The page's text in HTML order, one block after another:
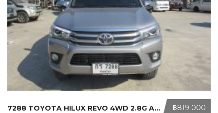
‎฿819 000
7288 TOYOTA HILUX REVO 4WD 2.8G AT ...